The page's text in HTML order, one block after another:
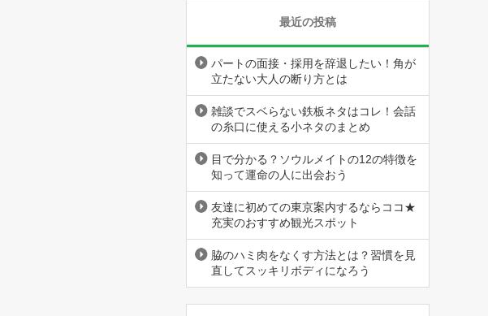
最近の投稿
パートの面接・採用を辞退したい！角が
立たない大人の断り方とは
雑談でスベらない鉄板ネタはコレ！会話
の糸口に使える小ネタのまとめ
目で分かる？ソウルメイトの12の特徴を
知って運命の人に出会おう
友達に初めての東京案内するならココ★
充実のおすすめ観光スポット
脇のハミ肉をなくす方法とは？習慣を見
直してスッキリボディになろう